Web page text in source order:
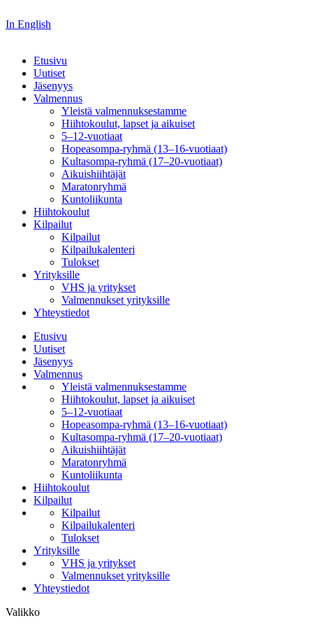
In English
Etusivu
Uutiset
Jäsenyys
Valmennus
Yleistä valmennuksestamme
Hiihtokoulut, lapset ja aikuiset
5–12-vuotiaat
Hopeasompa-ryhmä (13–16-vuotiaat)
Kultasompa-ryhmä (17–20-vuotiaat)
Aikuishiihtäjät
Maratonryhmä
Kuntoliikunta
Hiihtokoulut
Kilpailut
Kilpailut
Kilpailukalenteri
Tulokset
Yrityksille
VHS ja yritykset
Valmennukset yrityksille
Yhteystiedot
Etusivu
Uutiset
Jäsenyys
Valmennus
Yleistä valmennuksestamme
Hiihtokoulut, lapset ja aikuiset
5–12-vuotiaat
Hopeasompa-ryhmä (13–16-vuotiaat)
Kultasompa-ryhmä (17–20-vuotiaat)
Aikuishiihtäjät
Maratonryhmä
Kuntoliikunta
Hiihtokoulut
Kilpailut
Kilpailut
Kilpailukalenteri
Tulokset
Yrityksille
VHS ja yritykset
Valmennukset yrityksille
Yhteystiedot
Valikko